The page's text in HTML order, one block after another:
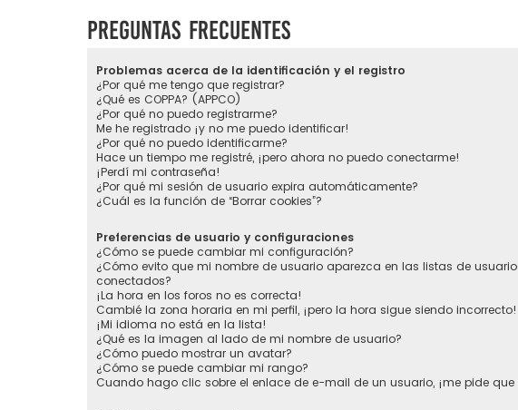
Preguntas Frecuentes
Problemas acerca de la identificación y el registro
¿Por qué me tengo que registrar?
¿Qué es COPPA? (APPCO)
¿Por qué no puedo registrarme?
Me he registrado ¡y no me puedo identificar!
¿Por qué no puedo identificarme?
Hace un tiempo me registré, ¡pero ahora no puedo conectarme!
¡Perdí mi contraseña!
¿Por qué mi sesión de usuario expira automáticamente?
¿Cuál es la función de “Borrar cookies”?
Preferencias de usuario y configuraciones
¿Cómo se puede cambiar mi configuración?
¿Cómo evito que mi nombre de usuario aparezca en las listas de
conectados?
¡La hora en los foros no es correcta!
Cambié la zona horaria en mi perfil, ¡pero la hora sigue siendo incorrecto!
¡Mi idioma no está en la lista!
¿Qué es la imagen al lado de mi nombre de usuario?
¿Cómo puedo mostrar un avatar?
¿Cómo se puede cambiar mi rango?
Cuando hago clic sobre el enlace de e-mail de un usuario, ¡me pide que